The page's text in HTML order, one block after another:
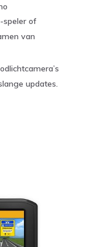
speler of
van
updates.